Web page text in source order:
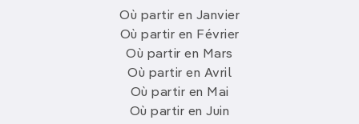
Où partir en Janvier
Où partir en Février
Où partir en Mars
Où partir en Avril
Où partir en Mai
Où partir en Juin